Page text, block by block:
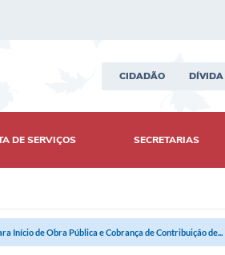
CIDADÃO
DE SERVIÇOS SECRETARIAS
Início de Obra Pública e Cobrança de Contribuição de...